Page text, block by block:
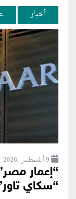
أخبار
9 أغسطس ,2026
“إعمار
“سكاي